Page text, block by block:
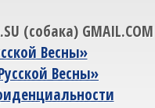
(собака) GMAIL.COM
Весны»
Весны»